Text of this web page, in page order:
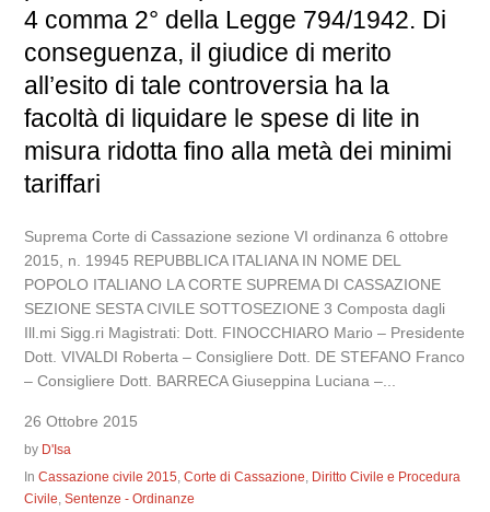
4 comma 2° della Legge 794/1942. Di
conseguenza, il giudice di merito
all’esito di tale controversia ha la
facoltà di liquidare le spese di lite in
misura ridotta fino alla metà dei minimi
tariffari
Suprema Corte di Cassazione sezione VI ordinanza 6 ottobre
2015, n. 19945 REPUBBLICA ITALIANA IN NOME DEL
POPOLO ITALIANO LA CORTE SUPREMA DI CASSAZIONE
SEZIONE SESTA CIVILE SOTTOSEZIONE 3 Composta dagli
Ill.mi Sigg.ri Magistrati: Dott. FINOCCHIARO Mario – Presidente
Dott. VIVALDI Roberta – Consigliere Dott. DE STEFANO Franco
– Consigliere Dott. BARRECA Giuseppina Luciana –...
26 Ottobre 2015
by D'Isa
InCassazione civile 2015,Corte di Cassazione, Diritto Civile e Procedura
Civile,Sentenze - Ordinanze